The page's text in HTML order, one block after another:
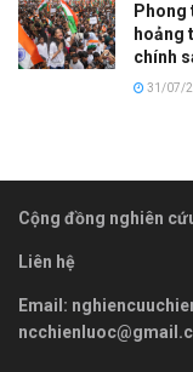
Phong
hoảng
chính
31/07/
Cộng đồng nghiên
Liên hệ
Email: